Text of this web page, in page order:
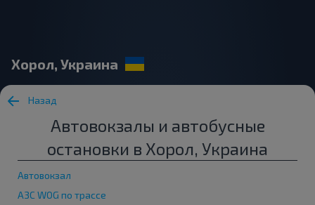
Хорол, Украина
Назад
Автовокзалы и автобусные
остановки в Хорол, Украина
Автовокзал
АЗС WOG по трассе